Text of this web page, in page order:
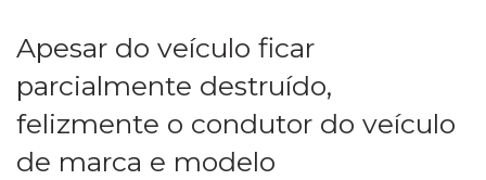
Apesar do veículo ficar
parcialmente destruído,
felizmente o condutor do veículo
de marca e modelo